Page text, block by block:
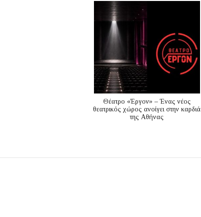
Θέατρο «Έργον» – Ένας νέος
θεατρικός χώρος ανοίγει στην καρδιά
της Αθήνας